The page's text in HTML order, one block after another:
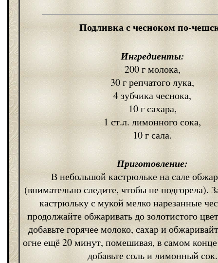
Подливка с чесноком по-
Ингредиенты:
200 г молока,
30 г репчатого лука,
4 зубчика чеснока,
10 г сахара,
1 ст.л. лимонного сока,
10 г сала.
Приготовление:
В небольшой кастрюльке на сале
(внимательно следите, чтобы не подгорела).
кастрюльку с мукой мелко нарезанные
продолжайте обжаривать до золотистого
добавьте горячее молоко, сахар и
огне ещё 20 минут, помешивая, в самом
добавьте соль и лимонный сок.